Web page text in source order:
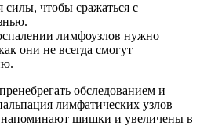
чтобы сражаться с
лимфоузлов нужно
они не всегда смогут
обследованием и
лимфатических узлов
напоминают шишки и увеличены в